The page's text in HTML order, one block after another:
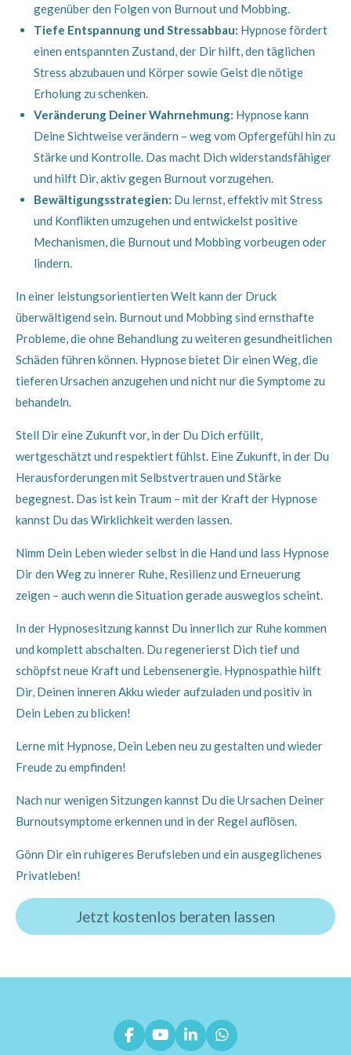
gegenüber den Folgen von Burnout und Mobbing.
Tiefe Entspannung und Stressabbau: Hypnose fördert
einen entspannten Zustand, der Dir hilft, den täglichen
Stress abzubauen und Körper sowie Geist die nötige
Erholung zu schenken.
Veränderung Deiner Wahrnehmung: Hypnose kann
Deine Sichtweise verändern – weg vom Opfergefühl hin zu
Stärke und Kontrolle. Das macht Dich widerstandsfähiger
und hilft Dir, aktiv gegen Burnout vorzugehen.
Bewältigungsstrategien: Du lernst, effektiv mit Stress
und Konflikten umzugehen und entwickelst positive
Mechanismen, die Burnout und Mobbing vorbeugen oder
lindern.
In einer leistungsorientierten Welt kann der Druck
überwältigend sein. Burnout und Mobbing sind ernsthafte
Probleme, die ohne Behandlung zu weiteren gesundheitlichen
Schäden führen können. Hypnose bietet Dir einen Weg, die
tieferen Ursachen anzugehen und nicht nur die Symptome zu
behandeln.
Stell Dir eine Zukunft vor, in der Du Dich erfüllt,
wertgeschätzt und respektiert fühlst. Eine Zukunft, in der Du
Herausforderungen mit Selbstvertrauen und Stärke
begegnest. Das ist kein Traum – mit der Kraft der Hypnose
kannst Du das Wirklichkeit werden lassen.
Nimm Dein Leben wieder selbst in die Hand und lass Hypnose
Dir den Weg zu innerer Ruhe, Resilienz und Erneuerung
zeigen – auch wenn die Situation gerade ausweglos scheint.
In der Hypnosesitzung kannst Du innerlich zur Ruhe kommen
und komplett abschalten. Du regenerierst Dich tief und
schöpfst neue Kraft und Lebensenergie. Hypnospathie hilft
Dir, Deinen inneren Akku wieder aufzuladen und positiv in
Dein Leben zu blicken!
Lerne mit Hypnose, Dein Leben neu zu gestalten und wieder
Freude zu empfinden!
Nach nur wenigen Sitzungen kannst Du die Ursachen Deiner
Burnoutsymptome erkennen und in der Regel auflösen.
Gönn Dir ein ruhigeres Berufsleben und ein ausgeglichenes
Privatleben!
Jetzt kostenlos beraten lassen
F
Y
L
W